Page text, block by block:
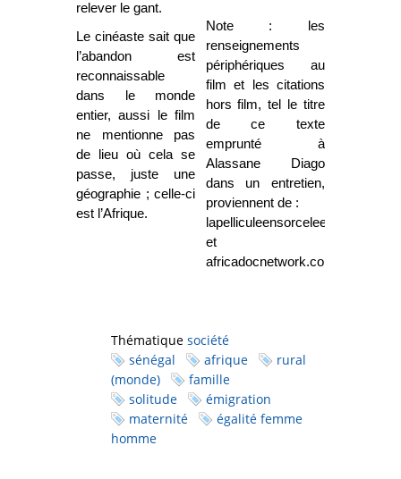
relever le gant.
Le cinéaste sait que
l’abandon est
reconnaissable
dans le monde
entier, aussi le film
ne mentionne pas
de lieu où cela se
passe, juste une
géographie ; celle-ci
est l’Afrique.
Note : les
renseignements
périphériques au
film et les citations
hors film, tel le titre
de ce texte
emprunté à
Alassane Diago
dans un entretien,
proviennent de :
lapelliculeensorcelee.org
et
africadocnetwork.com.
Thématique société
sénégal
afrique
rural
(monde)
famille
solitude
émigration
maternité
égalité femme
homme